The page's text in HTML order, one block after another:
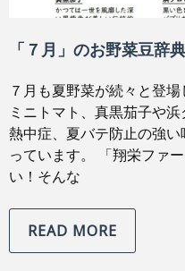
「７月」のお野菜豆辞典
７月も夏野菜が続々と登
ミニトマト、真黒茄子や
熱中症、夏バテ防止の強
っています。 「翔栄ファ
い！そんな
READ MORE